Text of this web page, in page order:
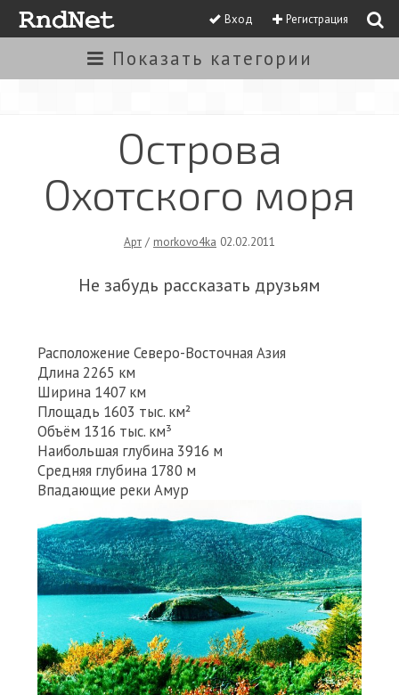
Вход Регистрация
Показать категории
Острова
Охотского моря
Арт / morkovo4ka 02.02.2011
Не забудь рассказать друзьям
Расположение Северо-Восточная Азия
Длина 2265 км
Ширина 1407 км
Площадь 1603 тыс. км²
Объём 1316 тыс. км³
Наибольшая глубина 3916 м
Средняя глубина 1780 м
Впадающие реки Амур